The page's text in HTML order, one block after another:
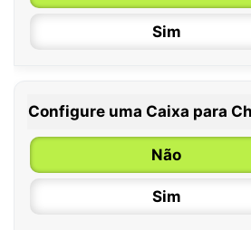
Sim
Configure uma Caixa para
Não
Sim